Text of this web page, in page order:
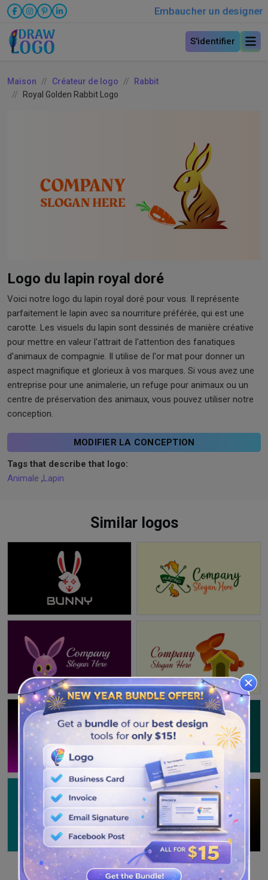
Embaucher un designer
S'identifier
Maison Créateur de logo
Rabbit
Royal Golden Rabbit Logo
Logo du lapin royal doré
Voici notre logo du lapin royal doré pour vous. Il représente
parfaitement le lapin avec sa nourriture préférée, qui est une
carotte. Les visuels du lapin sont dessinés de manière créative
pour mettre en valeur l'attrait de l'attention des fanatiques
d'animaux de compagnie. Il utilise de l'or mat pour donner un
aspect magnifique et glorieux à vos marques. Si vous avez une
entreprise pour une animalerie, un refuge pour animaux ou un
centre de préservation des animaux, vous pouvez utiliser notre
conception.
MODIFIER LA CONCEPTION
Tags that describe that logo:
Animale ,Lapin
Similar logos
VOIR PLUS DE CONCEPTIONS